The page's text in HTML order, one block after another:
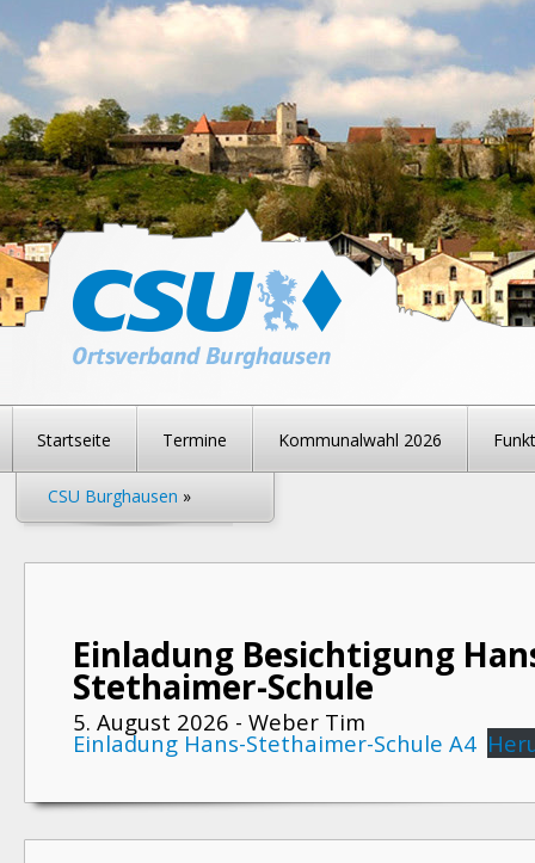
Startseite Termine Kommunalwahl 2026
CSU Burghausen »
Einladung Besichtigung
Stethaimer-Schule
5. August 2026 - Weber Tim
Einladung Hans-Stethaimer-Schule A4